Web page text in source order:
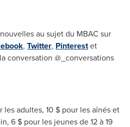
au sujet du MBAC sur
, Twitter, Pinterestet
conversation @_conversations
les adultes, 10 $ pour les aînés et
6 $ pour les jeunes de 12 à 19